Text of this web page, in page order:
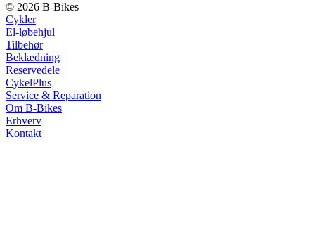
© 2026 B-Bikes
Cykler
El-løbehjul
Tilbehør
Beklædning
Reservedele
CykelPlus
Service & Reparation
Om B-Bikes
Erhverv
Kontakt